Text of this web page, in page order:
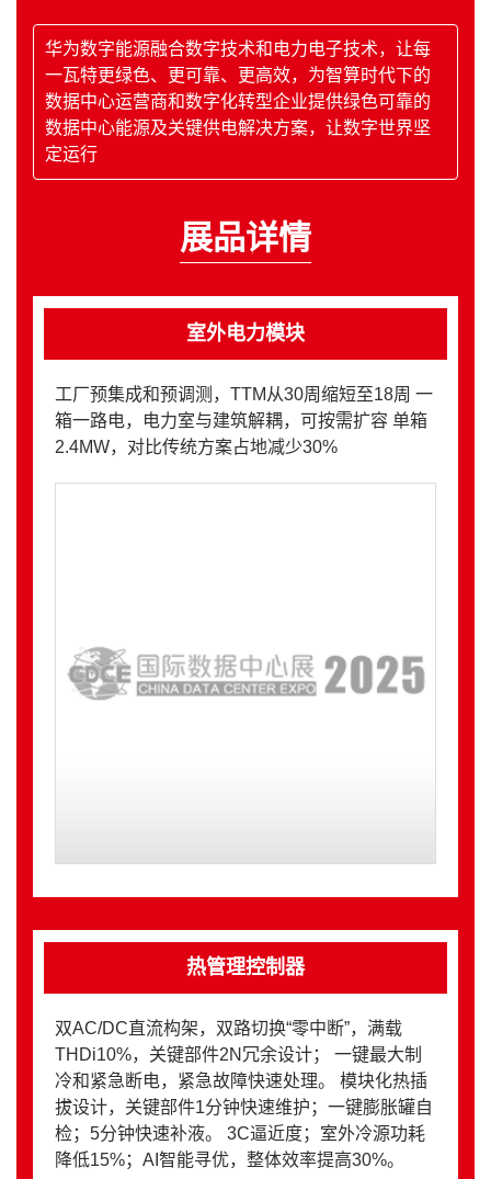
华为数字能源融合数字技术和电力电子技术，让每
一瓦特更绿色、更可靠、更高效，为智算时代下的
数据中心运营商和数字化转型企业提供绿色可靠的
数据中心能源及关键供电解决方案，让数字世界坚
定运行
展品详情
室外电力模块
工厂预集成和预调测，TTM从30周缩短至18周 一
箱一路电，电力室与建筑解耦，可按需扩容 单箱
2.4MW，对比传统方案占地减少30%
热管理控制器
双AC/DC直流构架，双路切换“零中断”，满载
THDi10%，关键部件2N冗余设计； 一键最大制
冷和紧急断电，紧急故障快速处理。 模块化热插
拔设计，关键部件1分钟快速维护；一键膨胀罐自
检；5分钟快速补液。 3C逼近度；室外冷源功耗
降低15%；AI智能寻优，整体效率提高30%。